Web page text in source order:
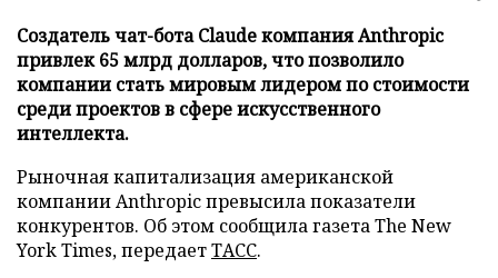
Создатель чат-бота Claude компания Anthropic
привлек 65 млрд долларов, что позволило
компании стать мировым лидером по стоимости
среди проектов в сфере искусственного
интеллекта.
Рыночная капитализация американской
компании Anthropic превысила показатели
конкурентов. Об этом сообщила газета The New
York Times, передаетТАСС.